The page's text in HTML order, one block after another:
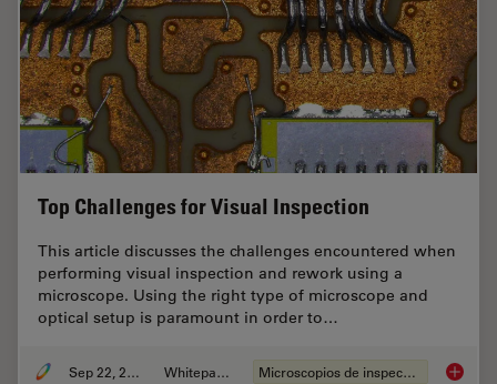
Top Challenges for Visual Inspection
This article discusses the challenges encountered when
performing visual inspection and rework using a
microscope. Using the right type of microscope and
optical setup is paramount in order to…
Sep 22, 2023 Whitepaper Microscopios de inspección Top